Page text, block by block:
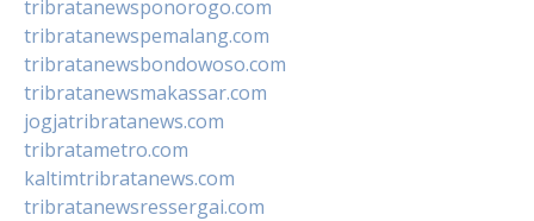
tribratanewsponorogo.com
tribratanewspemalang.com
tribratanewsbondowoso.com
tribratanewsmakassar.com
jogjatribratanews.com
tribratametro.com
kaltimtribratanews.com
tribratanewsressergai.com